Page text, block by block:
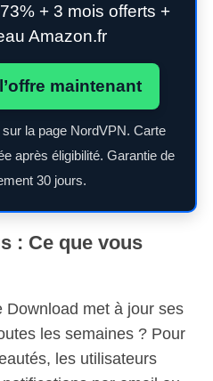
+ 3 mois offerts +
Amazon.fr
maintenant
sur la page NordVPN. Carte
après éligibilité. Garantie de
30 jours.
: Ce que vous
Download met à jour ses
les semaines ? Pour
les utilisateurs